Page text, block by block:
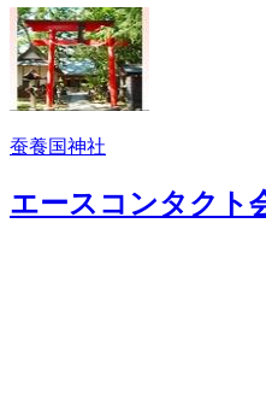
蚕養国神社
エースコンタクト